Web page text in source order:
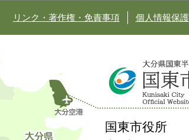
リンク・著作権・免責事項 個人情報保護
国東市役所